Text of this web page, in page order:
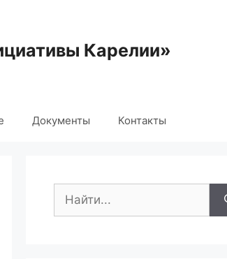
Карелии»
Документы Контакты
Поиск: